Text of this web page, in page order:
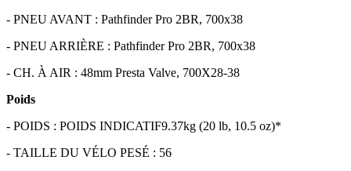
- PNEU AVANT : Pathfinder Pro 2BR, 700x38
- PNEU ARRIÈRE : Pathfinder Pro 2BR, 700x38
- CH. À AIR : 48mm Presta Valve, 700X28-38
Poids
- POIDS : POIDS INDICATIF9.37kg (20 lb, 10.5 oz)*
- TAILLE DU VÉLO PESÉ : 56